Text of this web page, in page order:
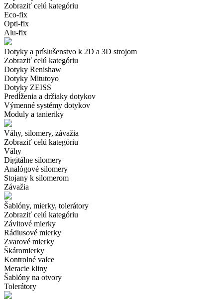
Zobraziť celú kategóriu
Eco-fix
Opti-fix
Alu-fix
Dotyky a príslušenstvo k 2D a 3D strojom
Zobraziť celú kategóriu
Dotyky Renishaw
Dotyky Mitutoyo
Dotyky ZEISS
Predĺženia a držiaky dotykov
Výmenné systémy dotykov
Moduly a tanieriky
Váhy, silomery, závažia
Zobraziť celú kategóriu
Váhy
Digitálne silomery
Analógové silomery
Stojany k silomerom
Závažia
Šablóny, mierky, tolerátory
Zobraziť celú kategóriu
Závitové mierky
Rádiusové mierky
Zvarové mierky
Škáromierky
Kontrolné valce
Meracie kliny
Šablóny na otvory
Tolerátory